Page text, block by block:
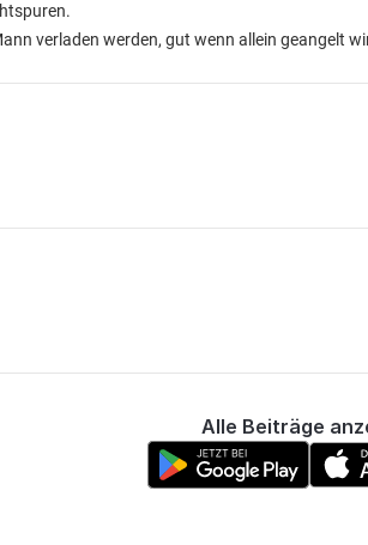
verladen werden, gut wenn allein geangelt
Alle Beiträge